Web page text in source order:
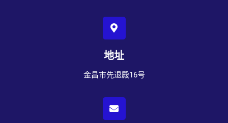
地址
金昌市先退殿16号